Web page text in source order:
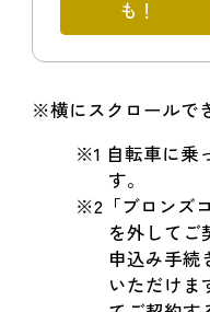
も！
※横にスクロールで
※1 自転車に乗
す。
※2「ブロンズ
を外してご
申込み手続
いただけま